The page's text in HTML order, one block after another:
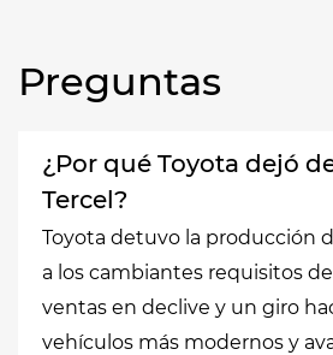
Preguntas
¿Por qué Toyota dejó
Tercel?
Toyota detuvo la producción
a los cambiantes requisitos
ventas en declive y un giro
vehículos más modernos y